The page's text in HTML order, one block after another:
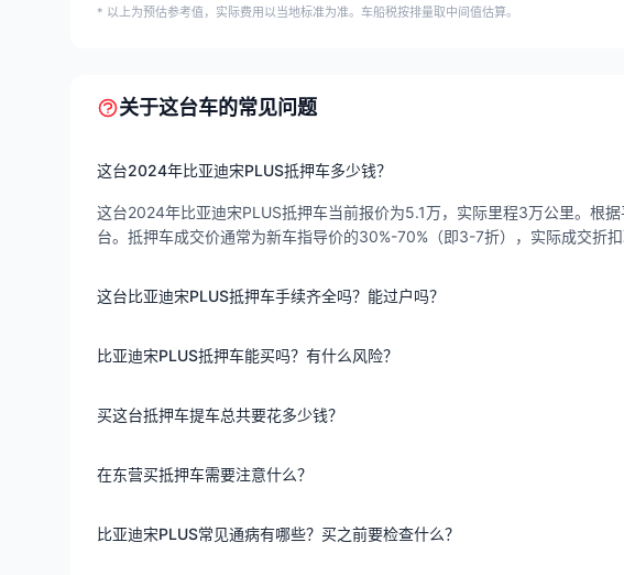
* 以上为预估参考值，实际费用以当地标准为准。车船税按排量取中间值估算。
关于这台车的常见问题
这台2024年比亚迪宋PLUS抵押车多少钱？
这台2024年比亚迪宋PLUS抵押车当前报价为5.1万，实际里程3万公里。
台。抵押车成交价通常为新车指导价的30%-70%（即3-7折），实际成交折
这台比亚迪宋PLUS抵押车手续齐全吗？能过户吗？
比亚迪宋PLUS抵押车能买吗？有什么风险？
买这台抵押车提车总共要花多少钱？
在东营买抵押车需要注意什么？
比亚迪宋PLUS常见通病有哪些？买之前要检查什么？